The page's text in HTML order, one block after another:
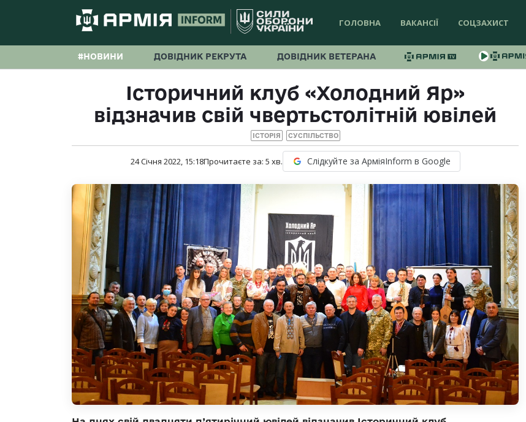
ГОЛОВНА ВАКАНСІЇ СОЦЗАХИСТ
#НОВИНИ ДОВІДНИК РЕКРУТА ДОВІДНИК ВЕТЕРАНА
Історичний клуб «Холодний Яр»
відзначив свій чвертьстолітній ювілей
ІСТОРІЯ СУСПІЛЬСТВО
24 Січня 2022, 15:18Прочитаєте за: 5 хв. Слідкуйте за АрміяInform в Google